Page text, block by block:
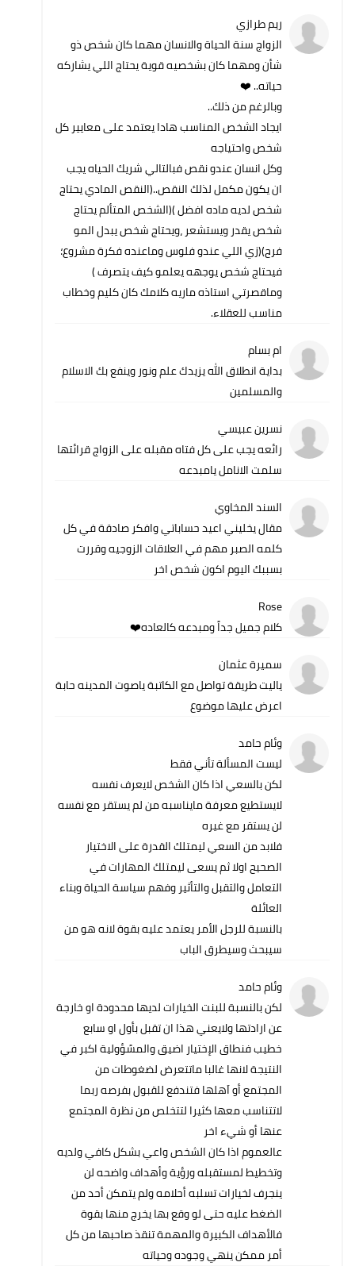
ريم طرازي
الزواج سنة الحياة والانسان مهما كان شخص ذو
شأن ومهما كان بشخصيه قوية يحتاج اللي يشاركه
حياته.. ❤️
وبالرغم من ذلك..
ايجاد الشخص المناسب هادا يعتمد على معايير كل
شخص واحتياجه
وكل انسان عندو نقص فبالتالي شريك الحياه يجب
ان يكون مكمل لذلك النقص..(النقص المادي يحتاج
شخص لديه ماده افضل )(الشخص المتألم يحتاج
شخص يقدر ويستشعر ،ويحتاج شخص يبدل المو
فرح)(زي اللي عندو فلوس وماعنده فكرة مشروع؛
فيحتاج شخص يوجهه يعلمو كيف يتصرف )
وماقصرتي استاذه ماريه كلامك كان كليم وخطاب
مناسب للعقلاء.
ام بسام
بداية انطلاق الله يزيدك علم ونور وينفع بك الاسلام
والمسلمين
نسرين عبيسي
رائعه يجب على كل فتاه مقبله على الزواج قرائتها
سلمت الانامل يامبدعه
السند المخاوي
مقال يخليني اعيد حساباتي وافكر صادقة في كل
كلمه الصبر مهم في العلاقات الزوجيه وقررت
بسببك اليوم اكون شخص اخر
Rose
كلام جميل جداً ومبدعه كالعاده❤️
سميرة عثمان
ياليت طريقة تواصل مع الكاتبة ياصوت المدينه حابة
اعرض عليها موضوع
وئام حامد
ليست المسألة تأني فقط
لكن بالسعي اذا كان الشخص لايعرف نفسه
لايستطيع معرفة مايناسبه من لم يستقر مع نفسه
لن يستقر مع غيره
فلابد من السعي ليمتلك القدرة على الاختيار
الصحيح اولا ثم يسعى ليمتلك المهارات في
التعامل والتقبل والتأثير وفهم سياسة الحياة وبناء
العائلة
بالنسبة للرجل الأمر يعتمد عليه بقوة لانه هو من
سيبحث وسيطرق الباب
وئام حامد
لكن بالنسبة للبنت الخيارات لديها محدودة او خارجة
عن ارادتها ولايعني هذا ان تقبل بأول او سابع
خطيب فنطاق الإختيار اضيق والمسًؤولية اكبر في
النتيجة لانها غالبا ماتتعرض لضغوطات من
المجتمع أو اَهلها فتندفع للقبول بفرصه ربما
لاتتناسب معها كثيرا لتتخلص من نظرة المجتمع
عنها أو شيء اخر
عالعموم اذا كان الشخص واعي بشكل كافي ولديه
وتخطيط لمستقبله ورؤية وأهداف واضحه لن
ينجرف لخيارات تسلبه أحلامه ولم يتمكن أحد من
الضغط عليه حتى لو وقع بها يخرج منها بقوة
فالأهداف الكبيرة والمهمة تنقذ صاحبها من كل
أمر ممكن ينهي وجوده وحياته